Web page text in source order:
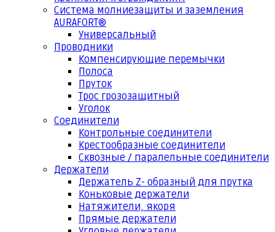
Система молниезащиты и заземления
AURAFORT®
Универсальный
Проводники
Компенсирующие перемычки
Полоса
Пруток
Трос грозозащитный
Уголок
Соединители
Контрольные соединители
Крестообразные соединители
Сквозные / паралельные соединители
Держатели
Держатель Z- образный для прутка
Коньковые держатели
Натяжители, якоря
Прямые держатели